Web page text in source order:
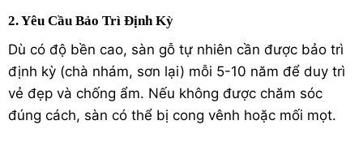
2. Yêu Cầu Bảo Trì Định Kỳ
Dù có độ bền cao, sàn gỗ tự nhiên cần được bảo trì
định kỳ (chà nhám, sơn lại) mỗi 5-10 năm để duy trì
vẻ đẹp và chống ẩm. Nếu không được chăm sóc
đúng cách, sàn có thể bị cong vênh hoặc mối mọt.